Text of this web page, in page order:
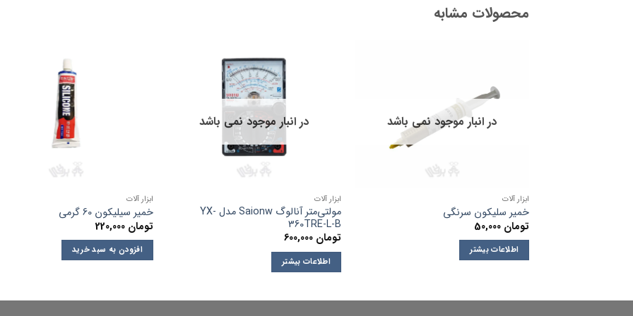
محصولات مشابه
در انبار موجود نمی باشد
ابزار آلات
خمیر سلیکون سرنگی
تومان
اطلاعات بیشتر
در انبار موجود نمی باشد
ابزار آلات
مولتی‌متر آنالوگ Saionw مدل YX-
360TRE-L-B
تومان 600,000
اطلاعات بیشتر
ابزار آلات
خمیر سیلیکون 60 گرمی
تومان 220,000
افزودن به سبد خرید